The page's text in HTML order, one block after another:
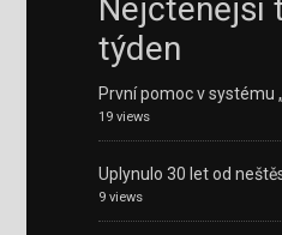
Nejčtenější
týden
První pomoc v systému
19 views
Uplynulo 30 let od
9 views